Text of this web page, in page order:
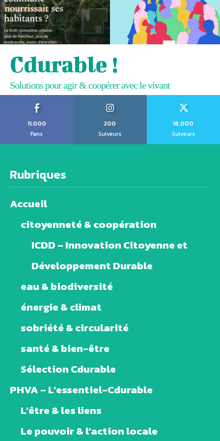
Cdurable !
Solutions pour agir & coopérer avec le vivant
11,000
Fans
200
Suiveurs
18,000
Suiveurs
Rubriques
Accueil
citoyenneté & coopération
ICDD – Innovation Citoyenne et
Développement Durable
eau & biodiversité
énergie & climat
sobriété & circularité
santé & bien-être
Sélection Cdurable
PHVA – L’essentiel-Cdurable
L’être & les liens
Le pouvoir & l’action locale